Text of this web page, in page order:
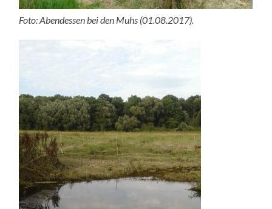
Foto: Abendessen bei den Muhs (01.08.2017).